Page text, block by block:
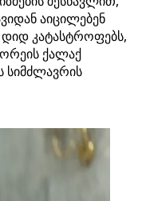
აიცილებენ
კატასტროფებს,
ქალაქ
სიმძლავრის